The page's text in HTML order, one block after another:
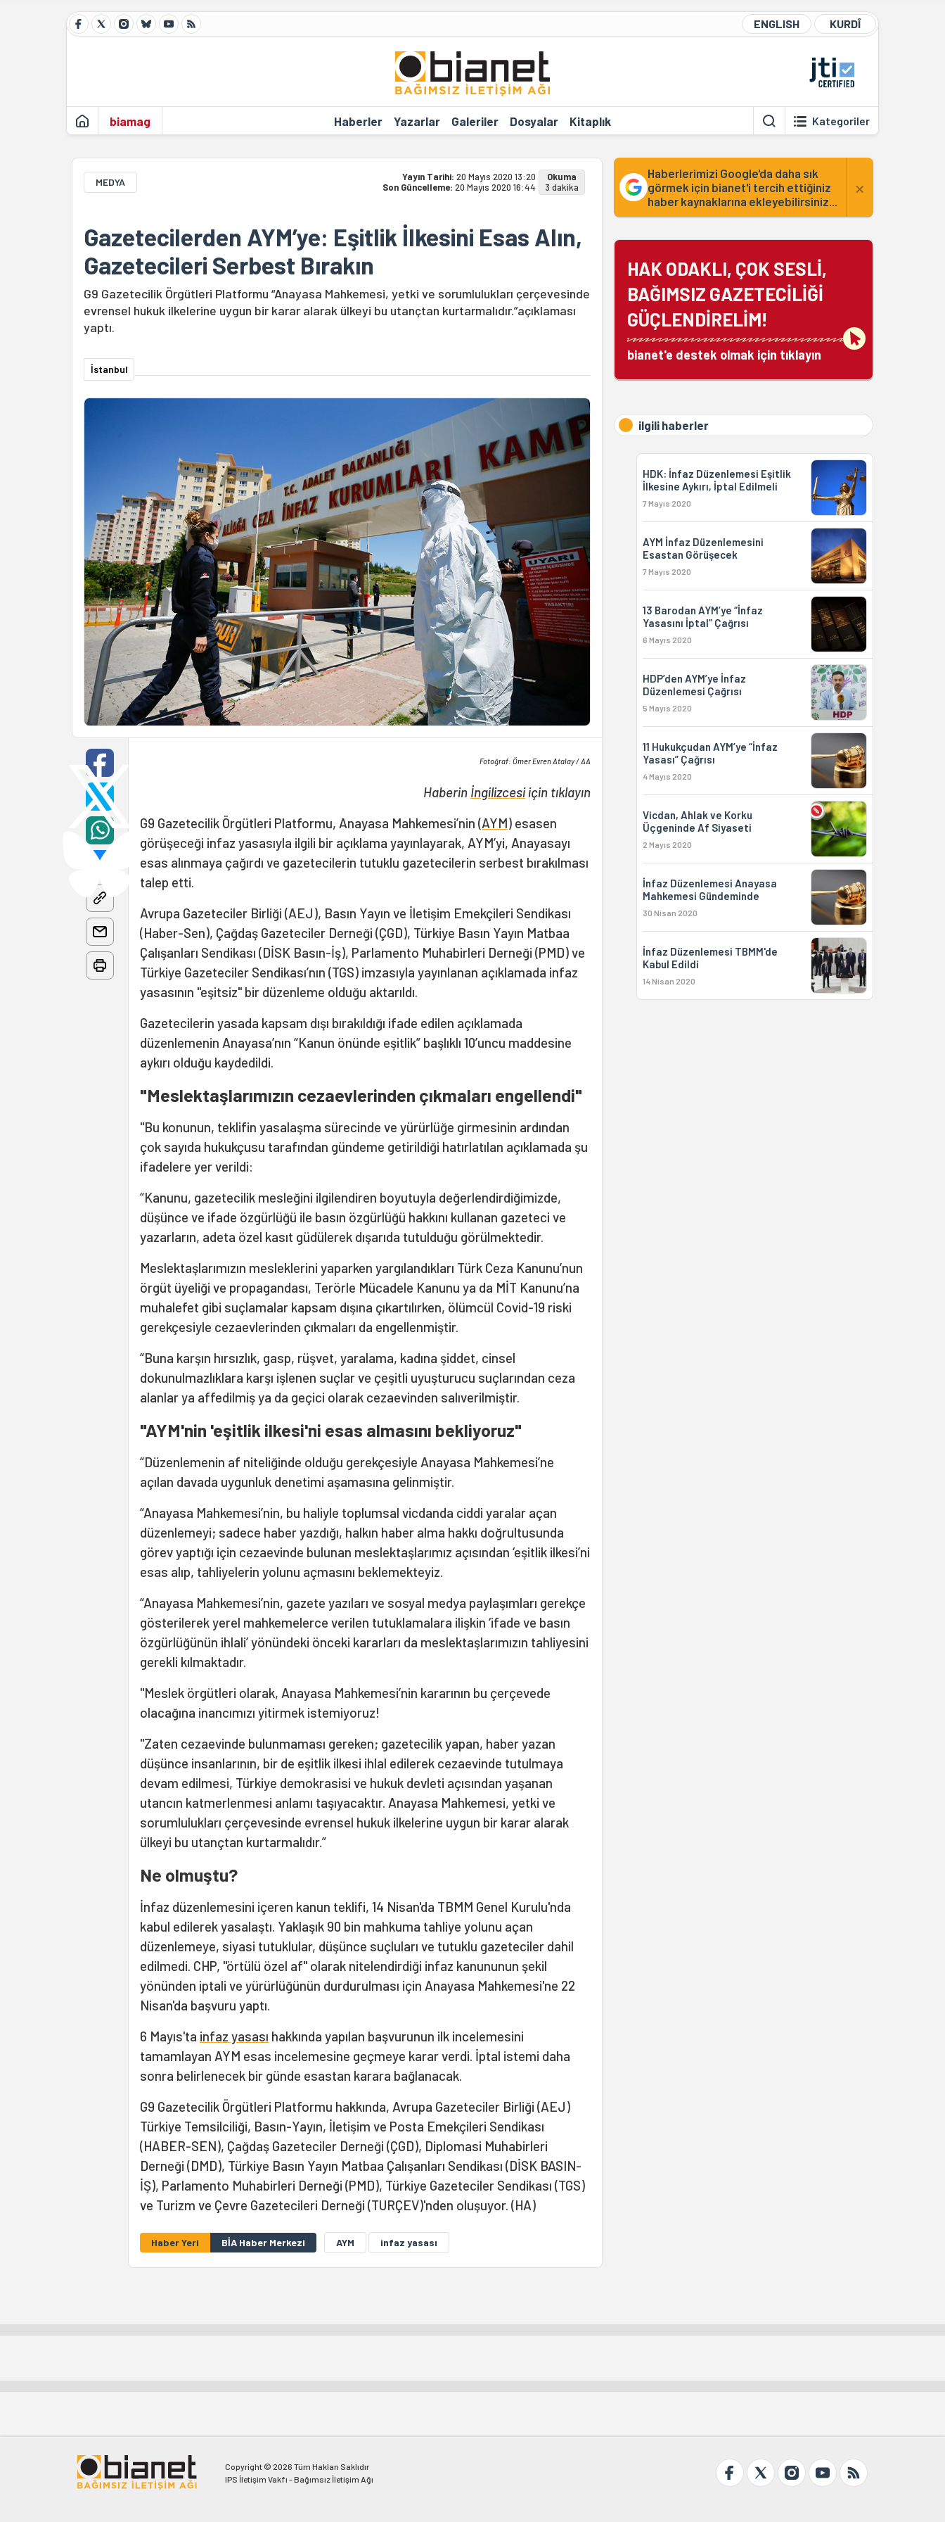
ENGLISH KURDÎ
biamag Haberler Yazarlar Galeriler Dosyalar Kitaplık Kategoriler
MEDYA Yayın Tarihi: 20 Mayıs 2020 13:20
Son Güncelleme: 20 Mayıs 2020 16:44
Okuma
3 dakika
Gazetecilerden AYM’ye: Eşitlik İlkesini Esas Alın,
Gazetecileri Serbest Bırakın
G9 Gazetecilik Örgütleri Platformu “Anayasa Mahkemesi, yetki ve sorumlulukları çerçevesinde
evrensel hukuk ilkelerine uygun bir karar alarak ülkeyi bu utançtan kurtarmalıdır.”açıklaması
yaptı.
İstanbul
Fotoğraf: Ömer Evren Atalay / AA
Haberin İngilizcesiiçin tıklayın
G9 Gazetecilik Örgütleri Platformu, Anayasa Mahkemesi’nin (AYM) esasen
görüşeceği infaz yasasıyla ilgili bir açıklama yayınlayarak, AYM’yi, Anayasayı
esas alınmaya çağırdı ve gazetecilerin tutuklu gazetecilerin serbest bırakılması
talep etti.
Avrupa Gazeteciler Birliği (AEJ), Basın Yayın ve İletişim Emekçileri Sendikası
(Haber-Sen), Çağdaş Gazeteciler Derneği (ÇGD), Türkiye Basın Yayın Matbaa
Çalışanları Sendikası (DİSK Basın-İş), Parlamento Muhabirleri Derneği (PMD) ve
Türkiye Gazeteciler Sendikası’nın (TGS) imzasıyla yayınlanan açıklamada infaz
yasasının "eşitsiz" bir düzenleme olduğu aktarıldı.
Gazetecilerin yasada kapsam dışı bırakıldığı ifade edilen açıklamada
düzenlemenin Anayasa’nın “Kanun önünde eşitlik” başlıklı 10’uncu maddesine
aykırı olduğu kaydedildi.
"Meslektaşlarımızın cezaevlerinden çıkmaları engellendi"
"Bu konunun, teklifin yasalaşma sürecinde ve yürürlüğe girmesinin ardından
çok sayıda hukukçusu tarafından gündeme getirildiği hatırlatılan açıklamada şu
ifadelere yer verildi:
“Kanunu, gazetecilik mesleğini ilgilendiren boyutuyla değerlendirdiğimizde,
düşünce ve ifade özgürlüğü ile basın özgürlüğü hakkını kullanan gazeteci ve
yazarların, adeta özel kasıt güdülerek dışarıda tutulduğu görülmektedir.
Meslektaşlarımızın mesleklerini yaparken yargılandıkları Türk Ceza Kanunu’nun
örgüt üyeliği ve propagandası, Terörle Mücadele Kanunu ya da MİT Kanunu’na
muhalefet gibi suçlamalar kapsam dışına çıkartılırken, ölümcül Covid-19 riski
gerekçesiyle cezaevlerinden çıkmaları da engellenmiştir.
“Buna karşın hırsızlık, gasp, rüşvet, yaralama, kadına şiddet, cinsel
dokunulmazlıklara karşı işlenen suçlar ve çeşitli uyuşturucu suçlarından ceza
alanlar ya affedilmiş ya da geçici olarak cezaevinden salıverilmiştir.
"AYM'nin 'eşitlik ilkesi'ni esas almasını bekliyoruz"
“Düzenlemenin af niteliğinde olduğu gerekçesiyle Anayasa Mahkemesi’ne
açılan davada uygunluk denetimi aşamasına gelinmiştir.
“Anayasa Mahkemesi’nin, bu haliyle toplumsal vicdanda ciddi yaralar açan
düzenlemeyi; sadece haber yazdığı, halkın haber alma hakkı doğrultusunda
görev yaptığı için cezaevinde bulunan meslektaşlarımız açısından ‘eşitlik ilkesi’ni
esas alıp, tahliyelerin yolunu açmasını beklemekteyiz.
“Anayasa Mahkemesi’nin, gazete yazıları ve sosyal medya paylaşımları gerekçe
gösterilerek yerel mahkemelerce verilen tutuklamalara ilişkin ‘ifade ve basın
özgürlüğünün ihlali’ yönündeki önceki kararları da meslektaşlarımızın tahliyesini
gerekli kılmaktadır.
"Meslek örgütleri olarak, Anayasa Mahkemesi’nin kararının bu çerçevede
olacağına inancımızı yitirmek istemiyoruz!
"Zaten cezaevinde bulunmaması gereken; gazetecilik yapan, haber yazan
düşünce insanlarının, bir de eşitlik ilkesi ihlal edilerek cezaevinde tutulmaya
devam edilmesi, Türkiye demokrasisi ve hukuk devleti açısından yaşanan
utancın katmerlenmesi anlamı taşıyacaktır. Anayasa Mahkemesi, yetki ve
sorumlulukları çerçevesinde evrensel hukuk ilkelerine uygun bir karar alarak
ülkeyi bu utançtan kurtarmalıdır.”
Ne olmuştu?
İnfaz düzenlemesini içeren kanun teklifi, 14 Nisan'da TBMM Genel Kurulu'nda
kabul edilerek yasalaştı. Yaklaşık 90 bin mahkuma tahliye yolunu açan
düzenlemeye, siyasi tutuklular, düşünce suçluları ve tutuklu gazeteciler dahil
edilmedi. CHP, "örtülü özel af" olarak nitelendirdiği infaz kanununun şekil
yönünden iptali ve yürürlüğünün durdurulması için Anayasa Mahkemesi'ne 22
Nisan'da başvuru yaptı.
6 Mayıs'ta infaz yasası hakkında yapılan başvurunun ilk incelemesini
tamamlayan AYM esas incelemesine geçmeye karar verdi. İptal istemi daha
sonra belirlenecek bir günde esastan karara bağlanacak.
G9 Gazetecilik Örgütleri Platformu hakkında, Avrupa Gazeteciler Birliği (AEJ)
Türkiye Temsilciliği, Basın-Yayın, İletişim ve Posta Emekçileri Sendikası
(HABER-SEN), Çağdaş Gazeteciler Derneği (ÇGD), Diplomasi Muhabirleri
Derneği (DMD), Türkiye Basın Yayın Matbaa Çalışanları Sendikası (DİSK BASIN-
İŞ), Parlamento Muhabirleri Derneği (PMD), Türkiye Gazeteciler Sendikası (TGS)
ve Turizm ve Çevre Gazetecileri Derneği (TURÇEV)'nden oluşuyor. (HA)
Haber Yeri BİA Haber Merkezi AYM infaz yasası
Haberlerimizi Google'da daha sık
görmek için bianet'i tercih ettiğiniz
haber kaynaklarına ekleyebilirsiniz...
×
HAK ODAKLI, ÇOK SESLİ,
BAĞIMSIZ GAZETECİLİĞİ
GÜÇLENDİRELİM!
bianet'e destek olmak için tıklayın
ilgili haberler
HDK: İnfaz Düzenlemesi Eşitlik
İlkesine Aykırı, İptal Edilmeli
7 Mayıs 2020
AYM İnfaz Düzenlemesini
Esastan Görüşecek
7 Mayıs 2020
13 Barodan AYM’ye “İnfaz
Yasasını İptal” Çağrısı
6 Mayıs 2020
HDP’den AYM’ye İnfaz
Düzenlemesi Çağrısı
5 Mayıs 2020
11 Hukukçudan AYM’ye “İnfaz
Yasası” Çağrısı
4 Mayıs 2020
Vicdan, Ahlak ve Korku
Üçgeninde Af Siyaseti
2 Mayıs 2020
İnfaz Düzenlemesi Anayasa
Mahkemesi Gündeminde
30 Nisan 2020
İnfaz Düzenlemesi TBMM'de
Kabul Edildi
14 Nisan 2020
Copyright © 2026 Tüm Hakları Saklıdır
IPS İletişim Vakfı - Bağımsız İletişim Ağı